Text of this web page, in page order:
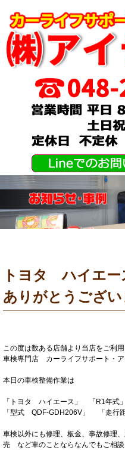
トヨタ ハイエ
ありがとうござい
この度は数ある店舗より当店をご利
車検専門店 カーライフサポート
本日の車検整備作業は
「トヨタ ハイエース」 「R1年式
「型式 QDF-GDH206V」 「走行
車検以外にも修理、板金、事故修理
売 など車のことならなんでもご相談